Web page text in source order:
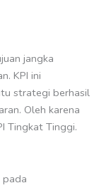
jangka
KPI ini
strategi berhasil
Oleh karena
Tingkat Tinggi.